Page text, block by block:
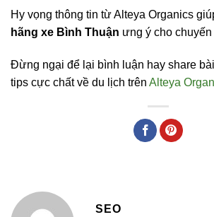
Hy vọng thông tin từ Alteya Organics
hãng xe Bình Thuận ưng ý cho chuyến
Đừng ngại để lại bình luận hay share
tips cực chất về du lịch trên Alteya
SEO